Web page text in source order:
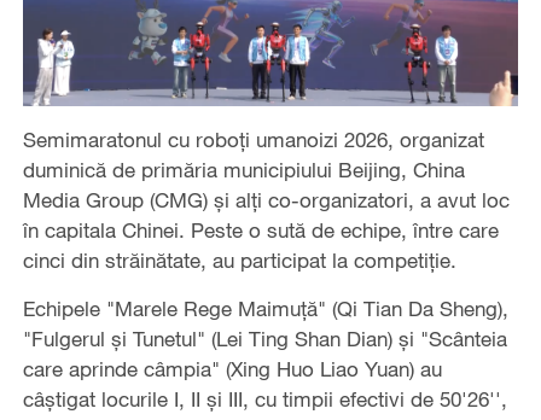
Semimaratonul cu roboți umanoizi 2026, organizat
duminică de primăria municipiului Beijing, China
Media Group (CMG) și alți co-organizatori, a avut loc
în capitala Chinei. Peste o sută de echipe, între care
cinci din străinătate, au participat la competiţie.
Echipele "Marele Rege Maimuță" (Qi Tian Da Sheng),
"Fulgerul și Tunetul" (Lei Ting Shan Dian) și "Scânteia
care aprinde câmpia" (Xing Huo Liao Yuan) au
câștigat locurile I, II și III, cu timpii efectivi de 50'26'',